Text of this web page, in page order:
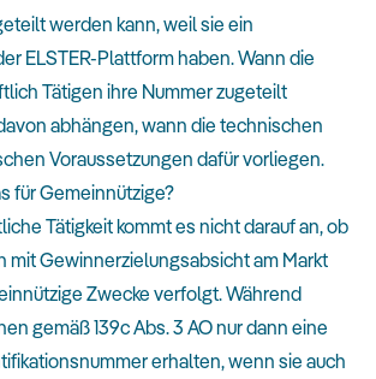
werden kann, weil sie ein
ELSTER-Plattform haben. Wann die
Tätigen ihre Nummer zugeteilt
abhängen, wann die technischen
Voraussetzungen dafür vorliegen.
für Gemeinnützige?
Tätigkeit kommt es nicht darauf an, ob
mit Gewinnerzielungsabsicht am Markt
Zwecke verfolgt. Während
gemäß 139c Abs. 3 AO nur dann eine
erhalten, wenn sie auch